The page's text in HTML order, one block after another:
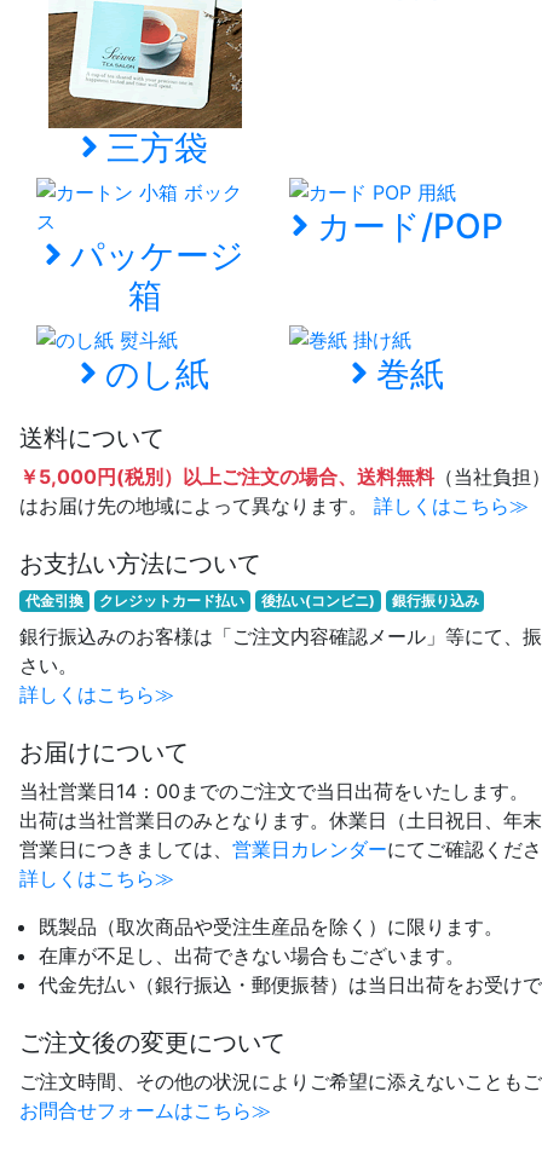
三方袋
パッケージ
箱
カード/POP
のし紙 巻紙
送料について
￥5,000円(税別）以上ご注文の場合、送料無料（当社負担
はお届け先の地域によって異なります。
詳しくはこちら≫
お支払い方法について
代金引換 クレジットカード払い 後払い(コンビニ) 銀行振り込み
銀行振込みのお客様は「ご注文内容確認メール」等にて、
さい。
詳しくはこちら≫
お届けについて
当社営業日14：00までのご注文で当日出荷をいたします。
出荷は当社営業日のみとなります。休業日（土日祝日、年
営業日につきましては、 営業日カレンダーにてご確認くだ
詳しくはこちら≫
既製品（取次商品や受注生産品を除く）に限ります。
在庫が不足し、出荷できない場合もございます。
代金先払い（銀行振込・郵便振替）は当日出荷をお受け
ご注文後の変更について
ご注文時間、その他の状況によりご希望に添えないことも
お問合せフォームはこちら≫